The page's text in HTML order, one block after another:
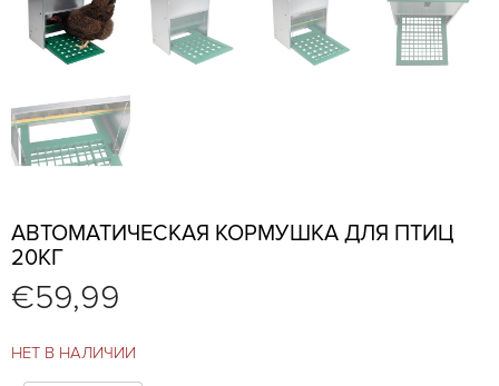
АВТОМАТИЧЕСКАЯ КОРМУШКА ДЛЯ ПТИЦ
20КГ
€59,99
НЕТ В НАЛИЧИИ